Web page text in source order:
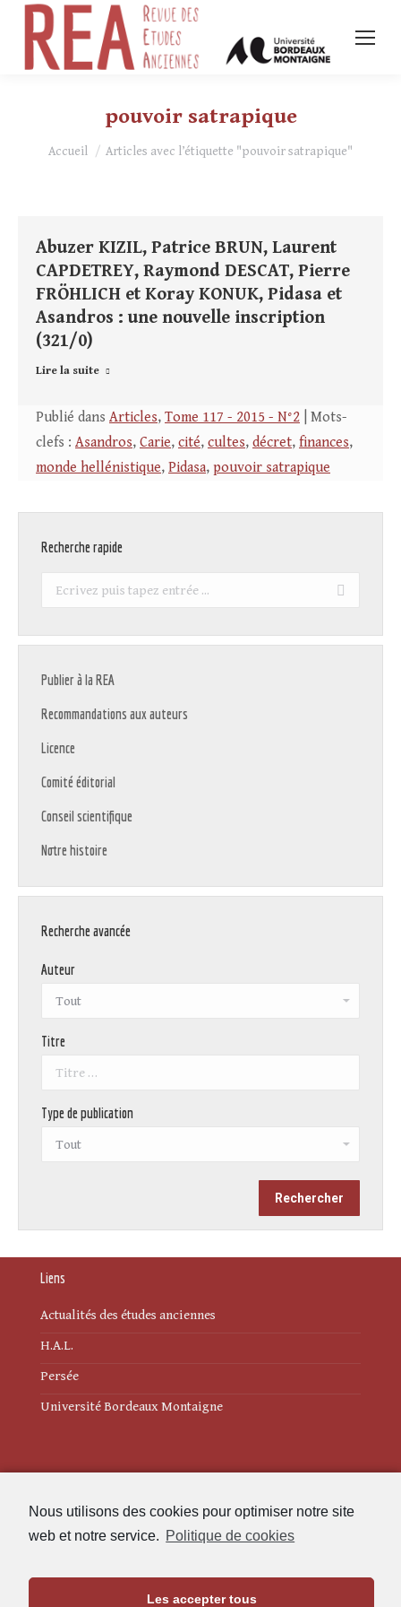
Nous utilisons des cookies pour optimiser notre site
web et notre service. Politique de cookies
Les accepter tous
pouvoir satrapique
Vous êtes ici :
Accueil Articles avec l’étiquette "pouvoir satrapique"
Abuzer KIZIL, Patrice BRUN, Laurent
CAPDETREY, Raymond DESCAT, Pierre
FRÖHLICH et Koray KONUK, Pidasa et
Asandros : une nouvelle inscription
(321/0)
Lire la suite
Publié dans Articles, Tome 117 - 2015 - N°2 | Mots-
clefs : Asandros, Carie, cité, cultes, décret, finances,
monde hellénistique, Pidasa, pouvoir satrapique
Recherche rapide
Recherche
Publier à la REA
Recommandations aux auteurs
Licence
Comité éditorial
Conseil scientifique
Notre histoire
Recherche avancée
Auteur
Titre
Type de publication
Liens
Actualités des études anciennes
H.A.L.
Persée
Université Bordeaux Montaigne
Mentions légales
Politique de cookies (UE)